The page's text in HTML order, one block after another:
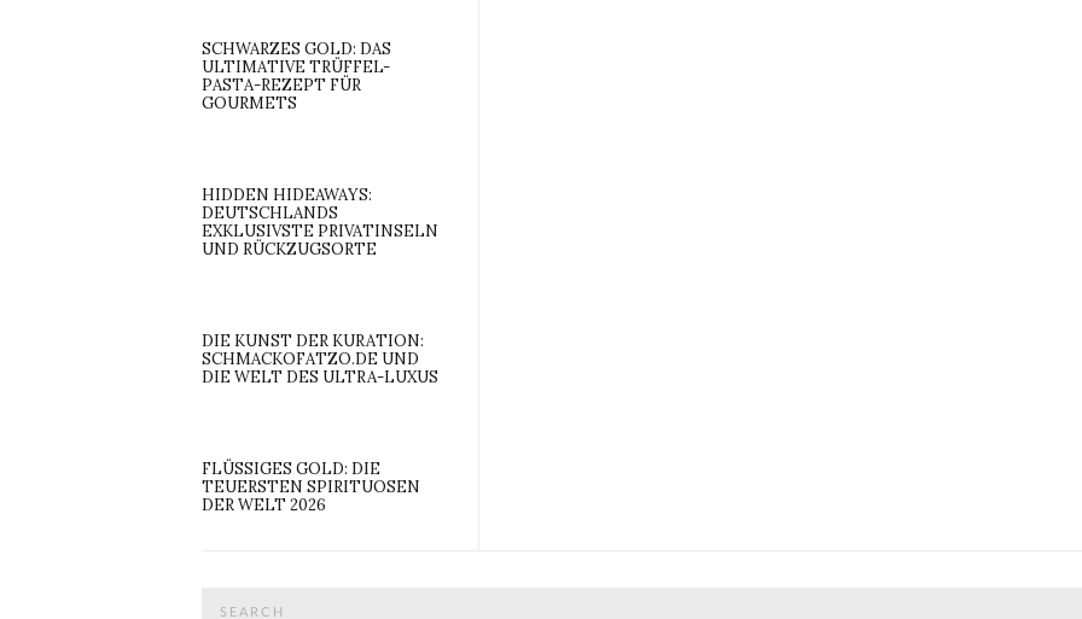
SCHWARZES GOLD: DAS
ULTIMATIVE TRÜFFEL-
PASTA-REZEPT FÜR
GOURMETS
HIDDEN HIDEAWAYS:
DEUTSCHLANDS
EXKLUSIVSTE PRIVATINSELN
UND RÜCKZUGSORTE
DIE KUNST DER KURATION:
SCHMACKOFATZO.DE UND
DIE WELT DES ULTRA-LUXUS
FLÜSSIGES GOLD: DIE
TEUERSTEN SPIRITUOSEN
DER WELT 2026